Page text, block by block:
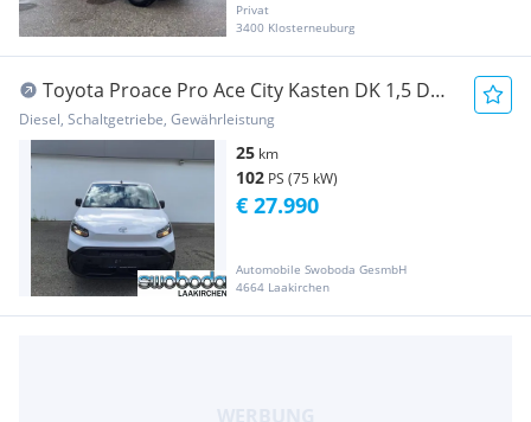
Privat
3400 Klosterneuburg
Toyota Proace Pro Ace City Kasten DK 1,5 D
102 L2 ProWork Transporter / Kastenwagen
Diesel, Schaltgetriebe, Gewährleistung
25 km
102 PS (75 kW)
Automobile Swoboda GesmbH
4664 Laakirchen
€ 27.990